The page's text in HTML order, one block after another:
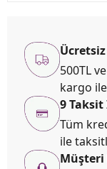
500TL
kargo
9 Taksit
Tüm
ile
Müşteri